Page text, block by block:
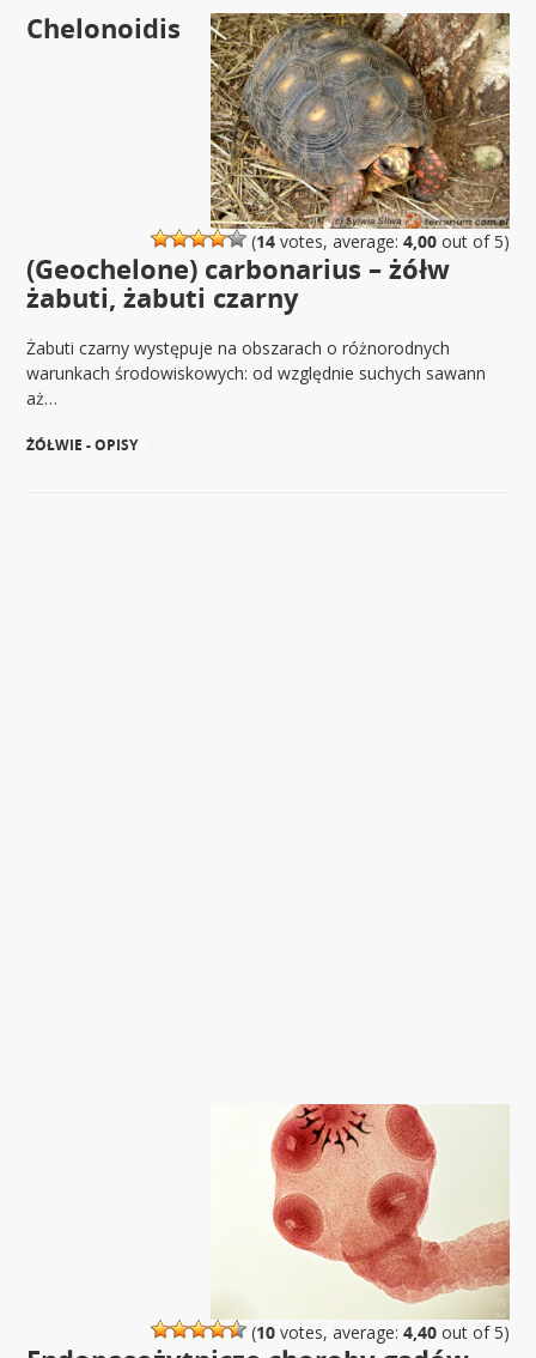
(14votes, average: 4,00out of 5)
Chelonoidis
(Geochelone) carbonarius – żółw
żabuti, żabuti czarny
Żabuti czarny występuje na obszarach o różnorodnych
warunkach środowiskowych: od względnie suchych sawann
aż…
ŻÓŁWIE - OPISY
(10votes, average: 4,40out of 5)